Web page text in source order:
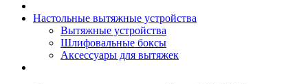
Настольные вытяжные устройства
Вытяжные устройства
Шлифовальные боксы
Аксессуары для вытяжек